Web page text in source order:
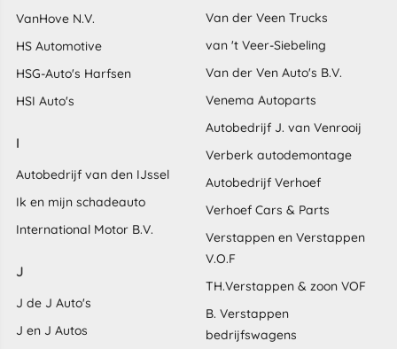
VanHove N.V.
HS Automotive
HSG-Auto's Harfsen
HSI Auto's
I
Autobedrijf van den IJssel
Ik en mijn schadeauto
International Motor B.V.
J
J de J Auto's
J en J Autos
Van der Veen Trucks
van 't Veer-Siebeling
Van der Ven Auto's B.V.
Venema Autoparts
Autobedrijf J. van Venrooij
Verberk autodemontage
Autobedrijf Verhoef
Verhoef Cars & Parts
Verstappen en Verstappen
V.O.F
TH.Verstappen & zoon VOF
B. Verstappen
bedrijfswagens